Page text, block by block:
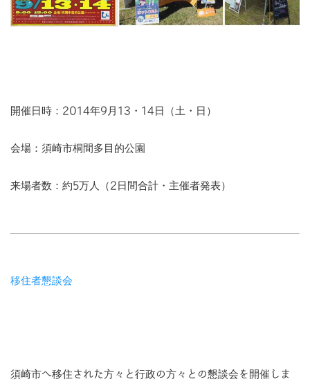
開催日時：2014年9月13・14日（土・日）
会場：須崎市桐間多目的公園
来場者数：約5万人（2日間合計・主催者発表）
移住者懇談会
須崎市へ移住された方々と行政の方々との懇談会を開催しま